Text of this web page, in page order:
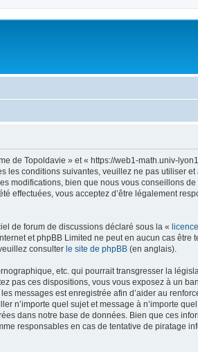
de Topoldavie » et « https://web1-math.univ-
les conditions suivantes, veuillez ne pas utiliser
modifications, bien que nous vous conseillons
effectuées, vous acceptez d’être légalement
de forum de discussions déclaré sous la «
et phpBB Limited ne peut en aucun cas être
consulter le site de phpBB (en anglais).
etc. qui pourrait transgresser la
pas ces dispositions, vous vous exposez à un
messages est enregistrée afin d’aider au
n’importe quel sujet et message à n’importe
dans notre base de données. Bien que ces
responsables en cas de tentative de piratage